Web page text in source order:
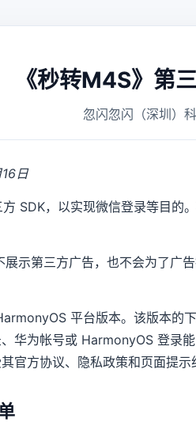
《秒转M4S》第
忽闪忽闪（深圳）
日
SDK，以实现微信登录等目的
示第三方广告，也不会为了广
平台版本。该版本的
华为帐号或 HarmonyOS 登录
官方协议、隐私政策和页面提示